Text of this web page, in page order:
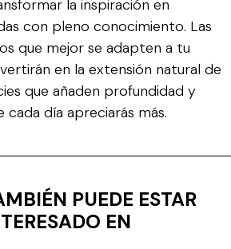
la inspiración en
con pleno conocimiento. Las
que mejor se adapten a tu
en la extensión natural de
que añaden profundidad y
cada día apreciarás más.
PUEDE ESTAR
EN